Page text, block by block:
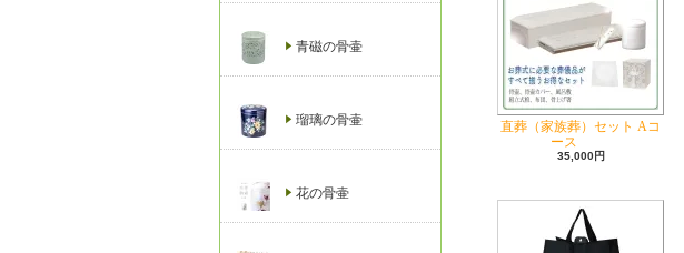
青磁の骨壷
瑠璃の骨壷
花の骨壷
直葬（家族葬）セット Aコ
ース
35,000円